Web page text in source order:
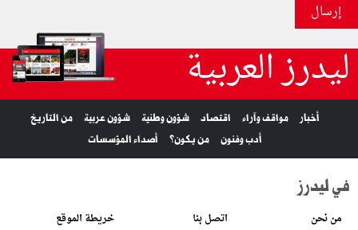
إرسال
ليدرز العربية
أخبار مواقف وآراء اقتصاد شؤون وطنية شؤون عربية
من التاريخ
أدب وفنون
من يكون؟ أصداء المؤسسات
في ليدرز
من نحن اتصل بنا خريطة الموقع